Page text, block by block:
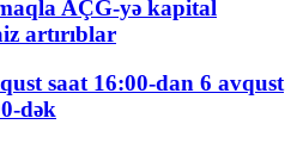
AÇG-yə kapital
artırıblar
saat 16:00-dan 6 avqust
dək